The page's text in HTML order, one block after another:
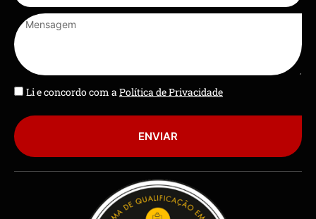
Li e concordo com aPolítica de Privacidade
ENVIAR